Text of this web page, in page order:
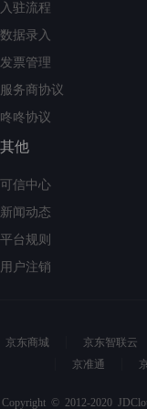
入驻流程
数据录入
发票管理
服务商协议
咚咚协议
其他
可信中心
新闻动态
平台规则
用户注销
京东商城 京东智联云
京准通
Copyright © 2012-2020